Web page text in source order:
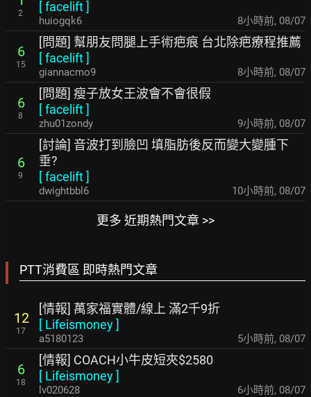
2
[facelift]
huiogqk6 8小時前, 08/07
6
15
[問題] 幫朋友問腿上手術疤痕 台北除疤療程推薦
[facelift]
giannacmo9 8小時前, 08/07
6
8
[問題] 瘦子放女王波會不會很假
[facelift]
zhu01zondy 9小時前, 08/07
6
9
[討論] 音波打到臉凹 填脂肪後反而變大變腫下
垂?
[facelift]
dwightbbl6 10小時前, 08/07
更多 近期熱門文章 >>
PTT消費區 即時熱門文章
12
17
[情報] 萬家福實體/線上 滿2千9折
[ Lifeismoney]
a5180123 5小時前, 08/07
6
18
[情報] COACH小牛皮短夾$2580
[ Lifeismoney]
lv020628 6小時前, 08/07